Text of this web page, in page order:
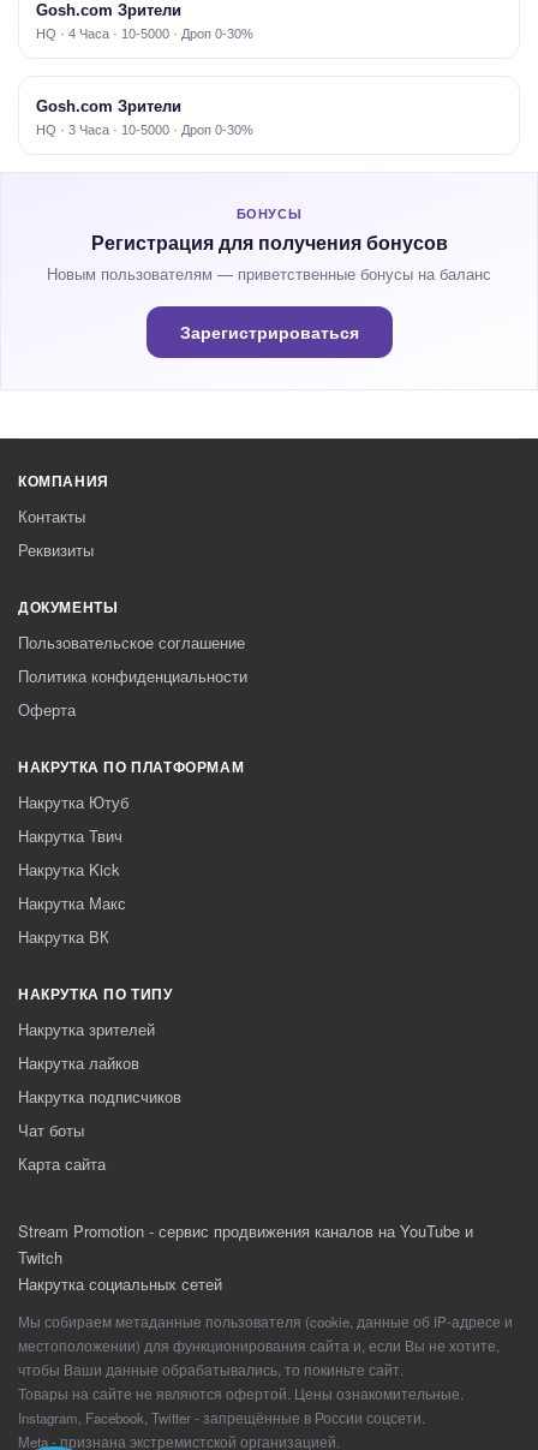
Gosh.com Зрители
HQ · 4 Часа · 10-5000 · Дроп 0-30%
Gosh.com Зрители
HQ · 3 Часа · 10-5000 · Дроп 0-30%
БОНУСЫ
Регистрация для получения бонусов
Новым пользователям — приветственные бонусы на баланс
Зарегистрироваться
КОМПАНИЯ
Контакты
Реквизиты
ДОКУМЕНТЫ
Пользовательское соглашение
Политика конфиденциальности
Оферта
НАКРУТКА ПО ПЛАТФОРМАМ
Накрутка Ютуб
Накрутка Твич
Накрутка Kick
Накрутка Макс
Накрутка ВК
НАКРУТКА ПО ТИПУ
Накрутка зрителей
Накрутка лайков
Накрутка подписчиков
Чат боты
Карта сайта
Stream Promotion - сервис продвижения каналов на YouTube и
Twitch
Накрутка социальных сетей
Мы собираем метаданные пользователя (cookie, данные об IP-адресе и
местоположении) для функционирования сайта и, если Вы не хотите,
чтобы Ваши данные обрабатывались, то покиньте сайт.
Товары на сайте не являются офертой. Цены ознакомительные.
Instagram, Facebook, Twitter - запрещённые в России соцсети.
Meta - признана экстремистской организацией.